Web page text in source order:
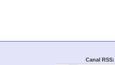
Canal RSS: